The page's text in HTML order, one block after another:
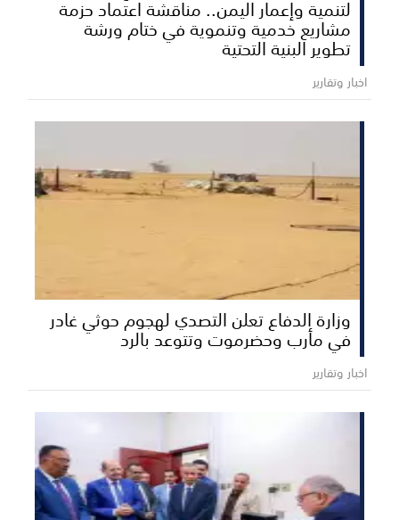
لتنمية وإعمار اليمن.. مناقشة اعتماد حزمة
مشاريع خدمية وتنموية في ختام ورشة
تطوير البنية التحتية
اخبار وتقارير
وزارة الدفاع تعلن التصدي لهجوم حوثي غادر
في مأرب وحضرموت وتتوعد بالرد
اخبار وتقارير